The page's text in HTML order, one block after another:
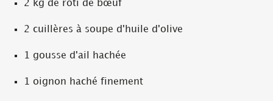
2 kg de rôti de bœuf
2 cuillères à soupe d'huile d'olive
1 gousse d'ail hachée
1 oignon haché finement